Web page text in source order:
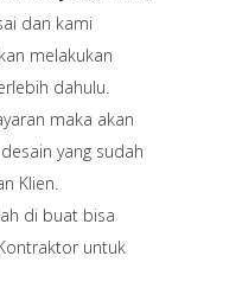
dan kami
melakukan
dahulu.
maka akan
yang sudah
Klien.
di buat bisa
untuk